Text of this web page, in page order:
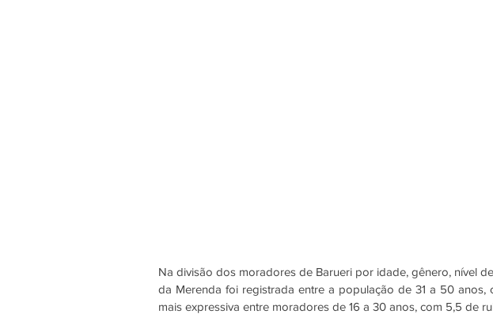
Na divisão dos moradores de Barueri por idade, gênero, nível
da Merenda foi registrada entre a população de 31 a 50
mais expressiva entre moradores de 16 a 30 anos, com 5,5 de